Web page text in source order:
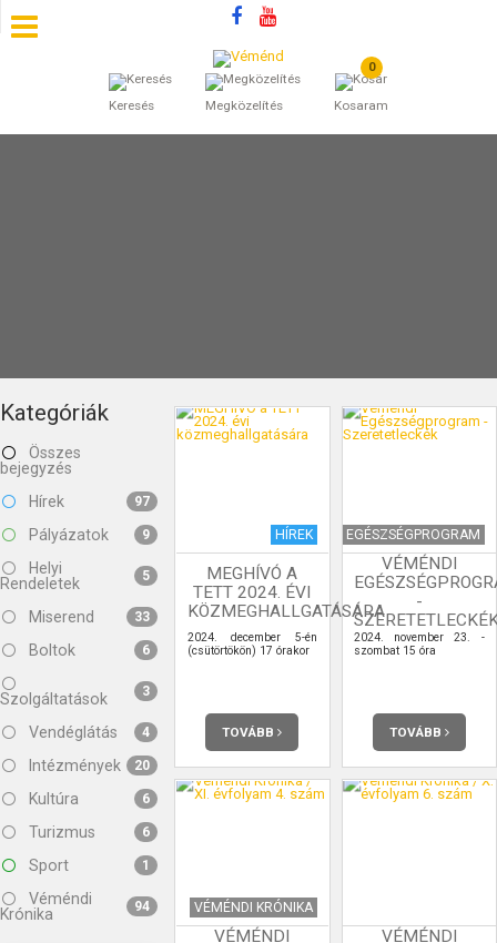
Keresés Megközelítés
0
Kosaram
SZÁLLÁSOK
BEJEGYZÉSEK
Kategóriák
Összes
bejegyzés
Hírek
97
Pályázatok 9
Helyi
Rendeletek
5
Miserend 33
Boltok 6
Szolgáltatások 3
Vendéglátás 4
Intézmények 20
Kultúra 6
Turizmus 6
Sport 1
Véméndi
Krónika
94
HÍREK
MEGHÍVÓ A
TETT 2024. ÉVI
KÖZMEGHALLGATÁSÁRA
2024. december 5-én
(csütörtökön) 17 órakor
TOVÁBB
EGÉSZSÉGPROGRAM
VÉMÉNDI
-
2024. november 23. -
szombat 15 óra
TOVÁBB
VÉMÉNDI KRÓNIKA
VÉMÉNDI
VÉMÉNDI